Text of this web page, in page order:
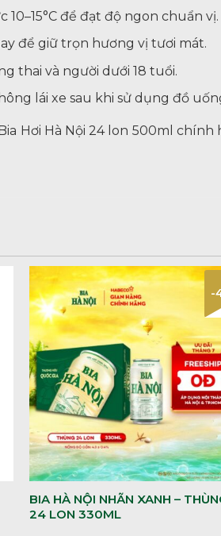
để đạt độ ngon chuẩn vị.
để giữ trọn hương vị tươi mát.
thai và người dưới 18 tuổi.
lái xe sau khi sử dụng đồ
Hơi Hà Nội 24 lon 500ml chính
-
BIA HÀ NỘI NHÃN XANH –
24 LON 330ML